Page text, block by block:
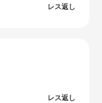
レス返し
レス返し